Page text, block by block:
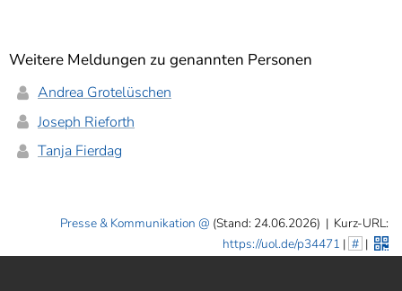
Weitere Meldungen zu genannten Personen
Andrea Grotelüschen
Joseph Rieforth
Tanja Fierdag
Presse & Kommunikation (Stand: 24.06.2026) | Kurz-URL:
https://uol.de/p34471 | # |